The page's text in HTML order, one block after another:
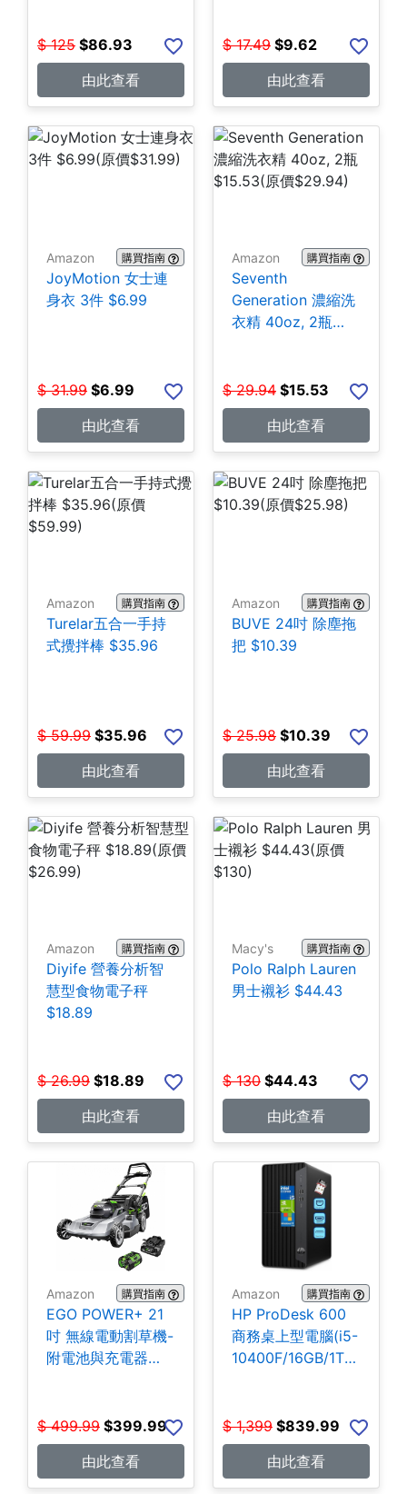
$ 125 $86.93
由此查看
$ 17.49 $9.62
由此查看
Amazon 購買指南
JoyMotion 女士連
身衣 3件 $6.99
$ 31.99 $6.99
由此查看
Amazon 購買指南
Seventh
Generation 濃縮洗
衣精 40oz, 2瓶
$ 29.94 $15.53
由此查看
Amazon 購買指南
Turelar五合一手持
式攪拌棒 $35.96
$ 59.99 $35.96
由此查看
Amazon 購買指南
BUVE 24吋 除塵拖
把 $10.39
$ 25.98 $10.39
由此查看
Amazon 購買指南
Diyife 營養分析智
慧型食物電子秤
$18.89
$ 26.99 $18.89
由此查看
Macy's 購買指南
Polo Ralph Lauren
男士襯衫 $44.43
$ 130 $44.43
由此查看
Amazon 購買指南
EGO POWER+ 21
吋 無線電動割草機-
附電池與充電器
$ 499.99 $399.99
由此查看
Amazon 購買指南
HP ProDesk 600
商務桌上型電腦(i5-
10400F/16GB/1TB
$ 1,399 $839.99
由此查看